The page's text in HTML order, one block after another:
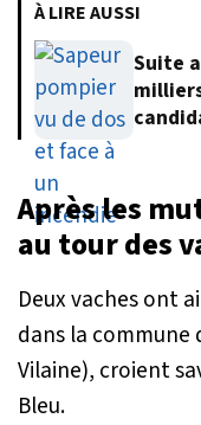
À LIRE AUSSI
Suite
Après les
au tour des
Deux vaches ont
dans la commune
Vilaine), croient
Bleu.